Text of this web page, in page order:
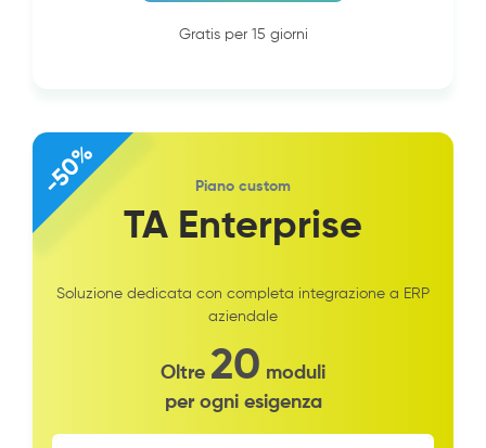
Gratis per 15 giorni
-50% Piano custom
TA Enterprise
Soluzione dedicata con completa integrazione a ERP
aziendale
Oltre 20 moduli
per ogni esigenza